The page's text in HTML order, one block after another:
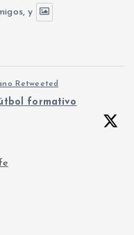
y
Retweeted
formativo